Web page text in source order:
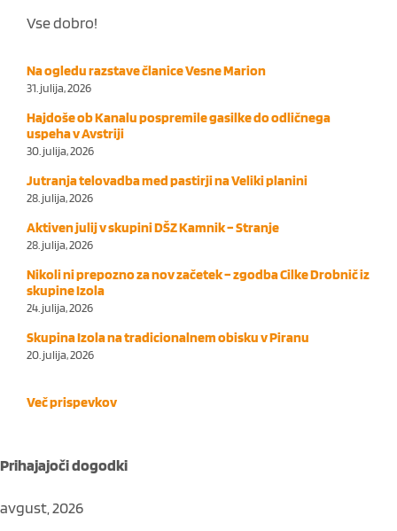
Vse dobro!
Na ogledu razstave članice Vesne Marion
31. julija, 2026
Hajdoše ob Kanalu pospremile gasilke do odličnega
uspeha v Avstriji
30. julija, 2026
Jutranja telovadba med pastirji na Veliki planini
28. julija, 2026
Aktiven julij v skupini DŠZ Kamnik – Stranje
28. julija, 2026
Nikoli ni prepozno za nov začetek – zgodba Cilke Drobnič iz
skupine Izola
24. julija, 2026
Skupina Izola na tradicionalnem obisku v Piranu
20. julija, 2026
Več prispevkov
Prihajajoči dogodki
avgust, 2026